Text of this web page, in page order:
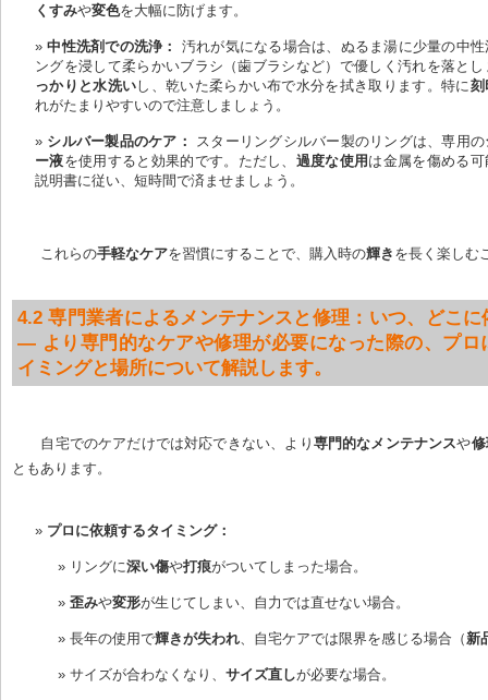
くすみや変色を大幅に防げます。
中性洗剤での洗浄：
汚れが気になる場合は、ぬるま湯に少量の中
ングを浸して柔らかいブラシ（歯ブラシなど）で優しく汚れを落と
っかりと水洗いし、乾いた柔らかい布で水分を拭き取ります。特に 刻
れがたまりやすいので注意しましょう。
シルバー製品のケア： スターリングシルバー製のリングは、専用の
ー液を使用すると効果的です。ただし、 過度な使用 は金属を傷める
説明書に従い、短時間で済ませましょう。
これらの手軽なケアを習慣にすることで、購入時の輝き を長く楽しむ
4.2 専門業者によるメンテナンスと修理：いつ、どこに
— より専門的なケアや修理が必要になった際の、プロ
イミングと場所について解説します。
自宅でのケアだけでは対応できない、より 専門的なメンテナンスや
ともあります。
プロに依頼するタイミング：
リングに深い傷や打痕がついてしまった場合。
歪みや変形が生じてしまい、自力では直せない場合。
長年の使用で輝きが失われ 、自宅ケアでは限界を感じる場合（新
サイズが合わなくなり、サイズ直しが必要な場合。